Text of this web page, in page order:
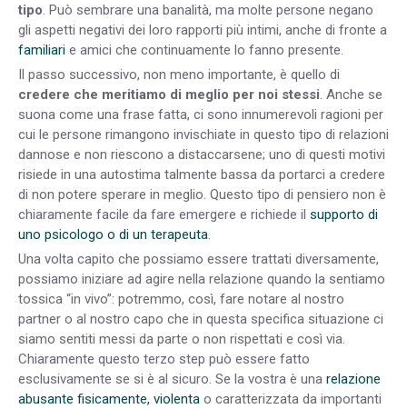
tipo. Può sembrare una banalità, ma molte persone negano
gli aspetti negativi dei loro rapporti più intimi, anche di fronte a
familiari e amici che continuamente lo fanno presente.
Il passo successivo, non meno importante, è quello di
credere che meritiamo di meglio per noi stessi. Anche se
suona come una frase fatta, ci sono innumerevoli ragioni per
cui le persone rimangono invischiate in questo tipo di relazioni
dannose e non riescono a distaccarsene; uno di questi motivi
risiede in una autostima talmente bassa da portarci a credere
di non potere sperare in meglio. Questo tipo di pensiero non è
chiaramente facile da fare emergere e richiede il supporto di
uno psicologo o di un terapeuta.
Una volta capito che possiamo essere trattati diversamente,
possiamo iniziare ad agire nella relazione quando la sentiamo
tossica “in vivo”: potremmo, così, fare notare al nostro
partner o al nostro capo che in questa specifica situazione ci
siamo sentiti messi da parte o non rispettati e così via.
Chiaramente questo terzo step può essere fatto
esclusivamente se si è al sicuro. Se la vostra è una relazione
abusante fisicamente, violenta o caratterizzata da importanti